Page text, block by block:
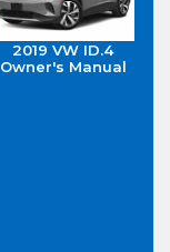
2019 VW ID.4
Owner's Manual